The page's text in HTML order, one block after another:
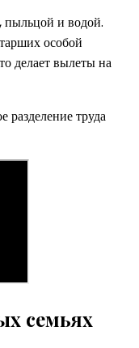
пыльцой и водой.
особой
делает вылеты на
разделение труда
семьях